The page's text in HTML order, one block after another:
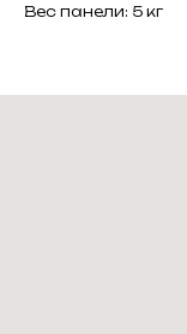
Вес панели: 5 кг